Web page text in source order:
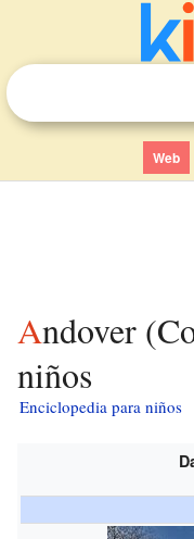
Web
Andover (Connecticut) para
niños
Enciclopedia para niños